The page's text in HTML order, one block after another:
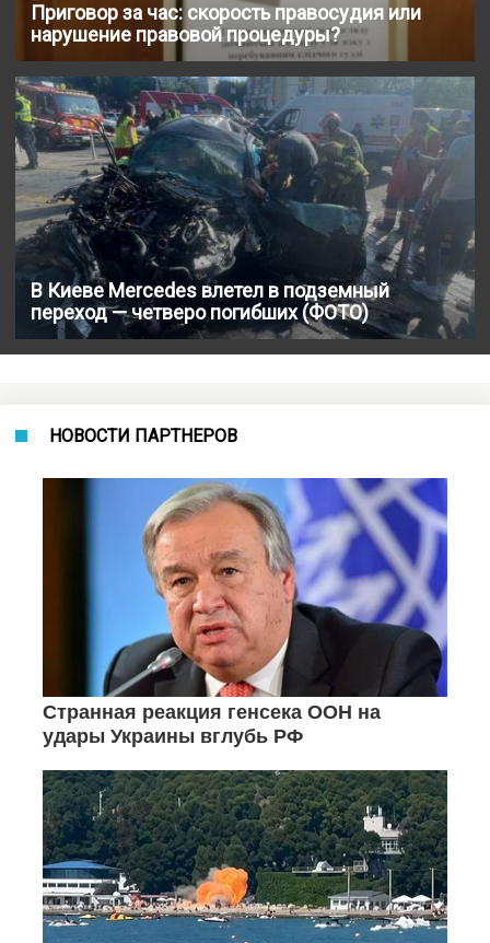
Приговор за час: скорость правосудия или
нарушение правовой процедуры?
В Киеве Mercedes влетел в подземный
переход — четверо погибших (ФОТО)
НОВОСТИ ПАРТНЕРОВ